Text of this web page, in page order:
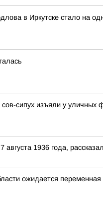
в Иркутске стало на
сипух изъяли у уличных
1936 года,
ожидается